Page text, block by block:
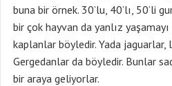
buna bir örnek. 30’lu, 40’lı, 50’li
bir çok hayvan da yanlız
kaplanlar böyledir. Yada jaguarlar,
Gergedanlar da böyledir. Bunlar
bir araya geliyorlar.